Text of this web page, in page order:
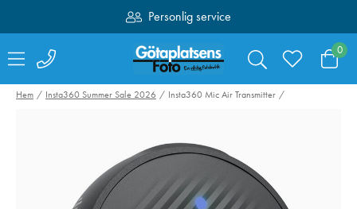
Personlig service
Fri frakt över 1000:-
0
Hem Insta360 Summer Sale 2026 Insta360 Mic Air Transmitter